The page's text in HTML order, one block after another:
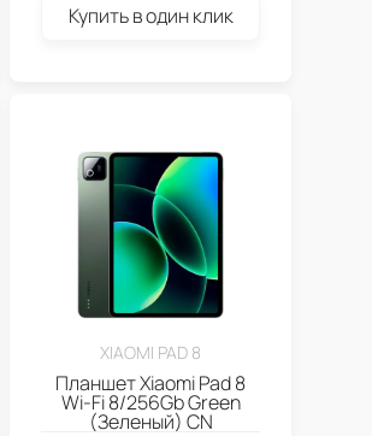
Купить в один клик
XIAOMI PAD 8
Планшет Xiaomi Pad 8
Wi-Fi 8/256Gb Green
(Зеленый) CN